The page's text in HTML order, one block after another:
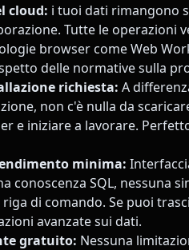
cloud: i tuoi dati rimangono
Tutte le operazioni
browser come Web
delle normative sulla
richiesta: A
non c'è nulla da
e iniziare a lavorare.
minima:
conoscenza SQL, nessuna
di comando. Se puoi
avanzate sui dati.
gratuito: Nessuna